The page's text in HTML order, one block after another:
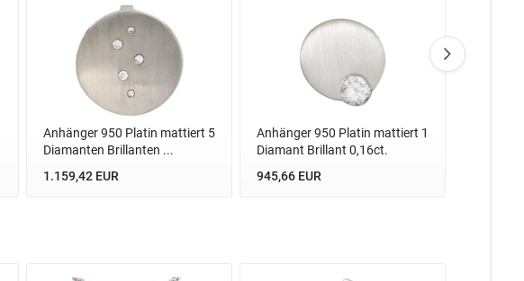
Anhänger 950 Platin mattiert 5
Diamanten Brillanten ...
1.159,42 EUR
Anhänger 950 Platin mattiert 1
Diamant Brillant 0,16ct.
945,66 EUR